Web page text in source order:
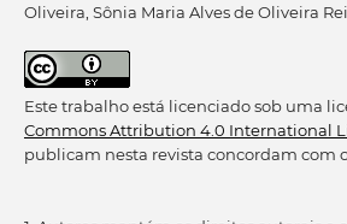
Oliveira, Sônia Maria Alves de Oliveira
Este trabalho está licenciado sob uma
Commons Attribution 4.0 International
publicam nesta revista concordam com